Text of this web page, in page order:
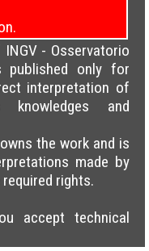
- Osservatorio
published only for
interpretation of
knowledges and
the work and is
made by
rights.
accept technical